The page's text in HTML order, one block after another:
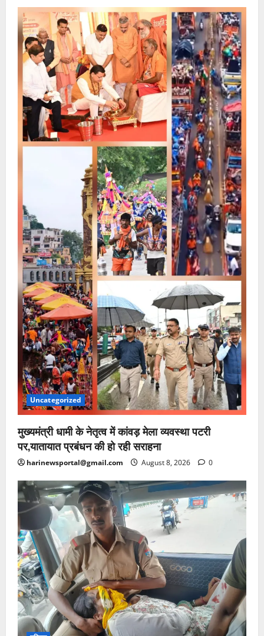
Uncategorized
मुख्यमंत्री धामी के नेतृत्व में कांवड़ मेला व्यवस्था पटरी
पर,यातायात प्रबंधन की हो रही सराहना
harinewsportal@gmail.com August 8, 2026 0